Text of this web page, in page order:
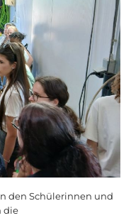
den Schülerinnen und
die